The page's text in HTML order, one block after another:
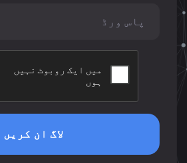
لاگ ان کریں